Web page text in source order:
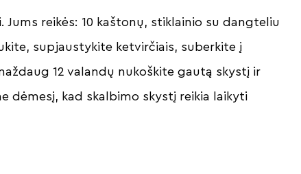
reikės: 10 kaštonų, stiklainio su dangteliu
supjaustykite ketvirčiais, suberkite į
12 valandų nukoškite gautą skystį ir
dėmesį, kad skalbimo skystį reikia laikyti